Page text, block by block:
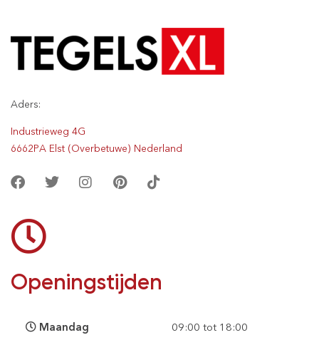
Aders:
Industrieweg 4G
6662PA Elst (Overbetuwe) Nederland
Openingstijden
Maandag 09:00 tot 18:00